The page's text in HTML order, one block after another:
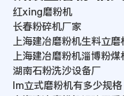
红xing磨粉机
长春粉碎机厂家
上海建冶磨粉机生料立磨
上海建冶磨粉机淄博粉煤
湖南石粉洗沙设备厂
lm立式磨粉机有多少规格